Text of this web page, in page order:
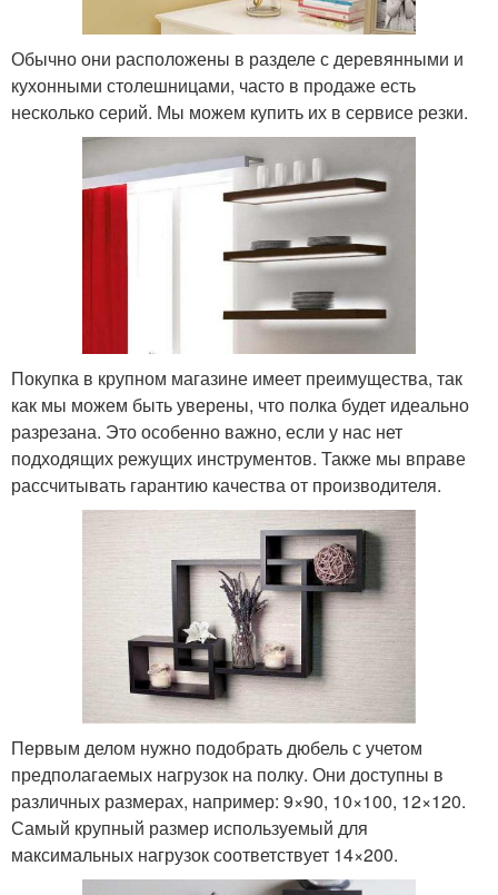
Обычно они расположены в разделе с деревянными и
кухонными столешницами, часто в продаже есть
несколько серий. Мы можем купить их в сервисе резки.
Покупка в крупном магазине имеет преимущества, так
как мы можем быть уверены, что полка будет идеально
разрезана. Это особенно важно, если у нас нет
подходящих режущих инструментов. Также мы вправе
рассчитывать гарантию качества от производителя.
Первым делом нужно подобрать дюбель с учетом
предполагаемых нагрузок на полку. Они доступны в
различных размерах, например: 9×90, 10×100, 12×120.
Самый крупный размер используемый для
максимальных нагрузок соответствует 14×200.